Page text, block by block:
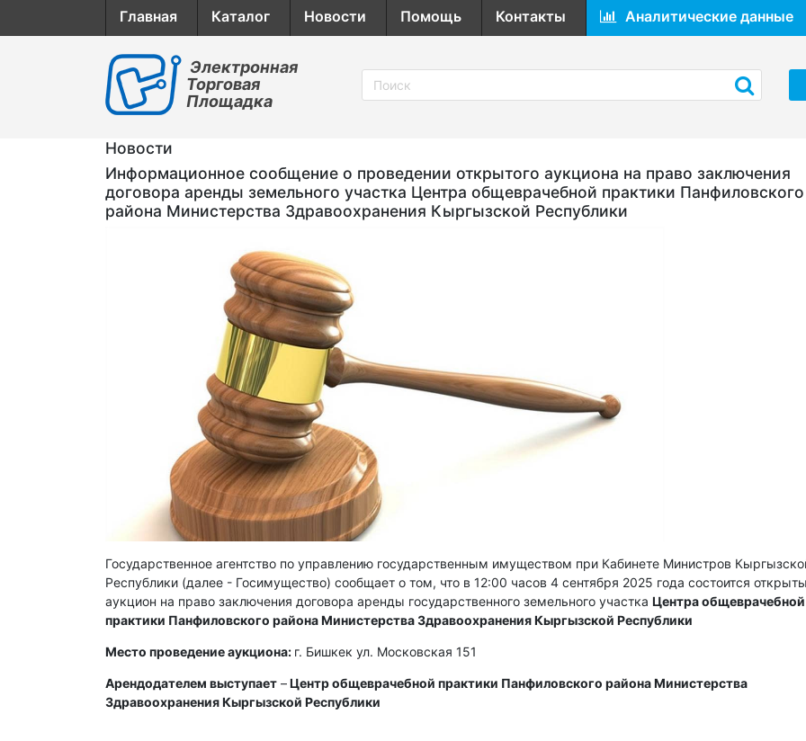
Главная Каталог Новости Помощь Контакты Аналитические данные
Электронная
Торговая
Площадка
Новости
Информационное сообщение о проведении открытого аукциона на право заключения
договора аренды земельного участка Центра общеврачебной практики Панфиловского
района Министерства Здравоохранения Кыргызской Республики
Государственное агентство по управлению государственным имуществом при Кабинете Министров
Республики (далее - Госимущество) сообщает о том, что в 12:00 часов 4 сентября 2025 года состоится
аукцион на право заключения договора аренды государственного земельного участка Центра общеврачебной
практики Панфиловского района Министерства Здравоохранения Кыргызской Республики
Место проведение аукциона: г. Бишкек ул. Московская 151
Арендодателем выступает –Центр общеврачебной практики Панфиловского района Министерства
Здравоохранения Кыргызской Республики